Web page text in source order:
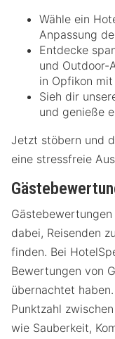
Wähle ein
Anpassung
Entdecke
und Outdoor-
in Opfikon
Sieh dir
und genieße
Jetzt stöbern und
eine stressfreie
dabei, Reisenden
finden. Bei
Bewertungen von
übernachtet
Punktzahl
wie Sauberkeit,